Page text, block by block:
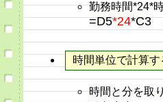
勤務時間*24*
=D5*24*C3
時間単位で計算す
時間と分を取